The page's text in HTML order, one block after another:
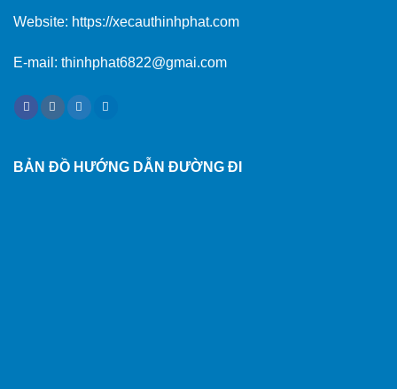
Website: https://xecauthinhphat.com
E-mail: thinhphat6822@gmai.com
BẢN ĐỒ HƯỚNG DẪN ĐƯỜNG ĐI